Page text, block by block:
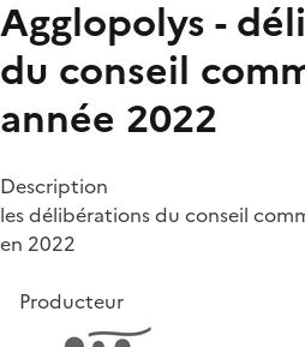
Agglopolys -
du conseil
année 2022
Description
les délibérations du conseil
en 2022
Producteur